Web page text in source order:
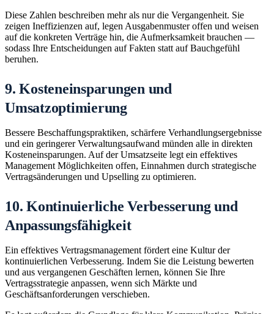
Diese Zahlen beschreiben mehr als nur die Vergangenheit. Sie
zeigen Ineffizienzen auf, legen Ausgabenmuster offen und weisen
auf die konkreten Verträge hin, die Aufmerksamkeit brauchen —
sodass Ihre Entscheidungen auf Fakten statt auf Bauchgefühl
beruhen.
9. Kosteneinsparungen und
Umsatzoptimierung
Bessere Beschaffungspraktiken, schärfere Verhandlungsergebnisse
und ein geringerer Verwaltungsaufwand münden alle in direkten
Kosteneinsparungen. Auf der Umsatzseite legt ein effektives
Management Möglichkeiten offen, Einnahmen durch strategische
Vertragsänderungen und Upselling zu optimieren.
10. Kontinuierliche Verbesserung und
Anpassungsfähigkeit
Ein effektives Vertragsmanagement fördert eine Kultur der
kontinuierlichen Verbesserung. Indem Sie die Leistung bewerten
und aus vergangenen Geschäften lernen, können Sie Ihre
Vertragsstrategie anpassen, wenn sich Märkte und
Geschäftsanforderungen verschieben.